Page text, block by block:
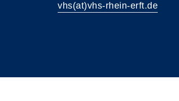
vhs(at)vhs-rhein-erft.de